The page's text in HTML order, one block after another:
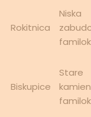
Rokitnica
Niska
Biskupice
Stare